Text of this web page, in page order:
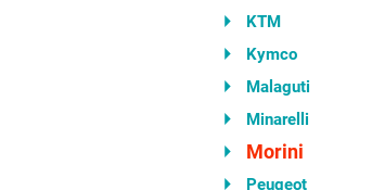
KTM
Kymco
Malaguti
Minarelli
Morini
Peugeot